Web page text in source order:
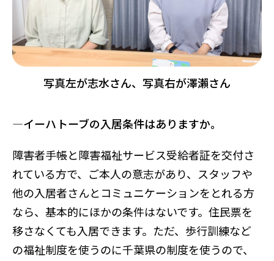
写真左が志水さん、写真右が澤瀨さん
―イーハトーブの入居条件はありますか。
障害者手帳と障害福祉サービス受給者証を交付さ
れている方で、ご本人の意志があり、スタッフや
他の入居者さんとコミュニケーションをとれる方
なら、基本的にほかの条件はないです。住民票を
移さなくても入居できます。ただ、歩行訓練など
の福祉制度を使うのに千葉県の制度を使うので、